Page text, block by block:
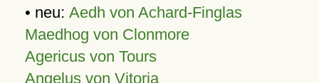
• neu: Aedh von Achard-Finglas
Maedhog von Clonmore
Agericus von Tours
Angelus von Vitoria